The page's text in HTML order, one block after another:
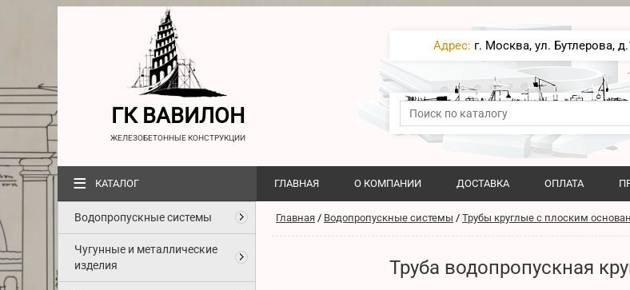
ГК ВАВИЛОН
ЖЕЛЕЗОБЕТОННЫЕ КОНСТРУКЦИИ
Адрес: г. Москва, ул. Бутлерова,
≡ КАТАЛОГ ГЛАВНАЯ О КОМПАНИИ ДОСТАВКА ОПЛАТА
Водопропускные системы
Чугунные и металлические
изделия
Главная / Водопропускные системы / Трубы круглые с плоским
Труба водопропускная